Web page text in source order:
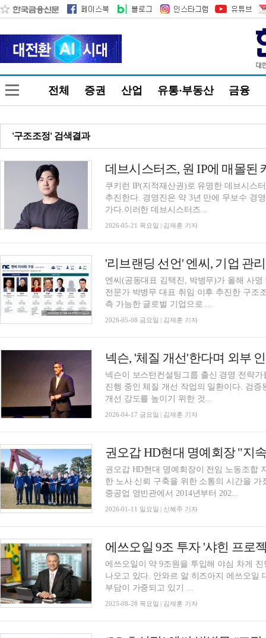
전체 증권 산업 유통·부동산 금융
'구조조정' 검색결과
데브시스터즈, 원 IP에 매몰된
쿠키런 IP(지적재산권)로 유명한 데브시스
추진한다. 경영진은 약 3년 만에 무보수 경
가다.이러한 데브시스터즈...
2026-05-21 목요일 | 김재훈 기자
'리브랜딩 선언' 엔씨, 기업 관
엔씨(공동대표 김택진, 박병무)가 올해 사
전문가 박병무 대표 취임 이후 추진한 구조
측 가능한 글로벌 기업으로 ...
2026-05-08 금요일 | 김재훈 기자
넥슨이 보스턴컨설팅그룹 출신 경영 전략
진행 중인 체질 개선 작업의 일환이다. 검
개선 강도를 높이기 위한 것...
2026-04-17 금요일 | 김재훈 기자
권오갑 HD현대 명예회장이 전임 노동조합
한 노사 신뢰 구축을 위한 소통의 시간을
중공업 영빈관에서 2014년부터 202...
2026-01-11 일요일 | 신혜주 기자
에쓰오일 9조 투자 '샤힌 프로
에쓰오일이 약 9조원을 투입해 야심 차게
나오고 있다. 안와르 알 히즈아지 에쓰오일
부담이 가중되고 있기 ...
2025-08-28 목요일 | 김재훈 기자